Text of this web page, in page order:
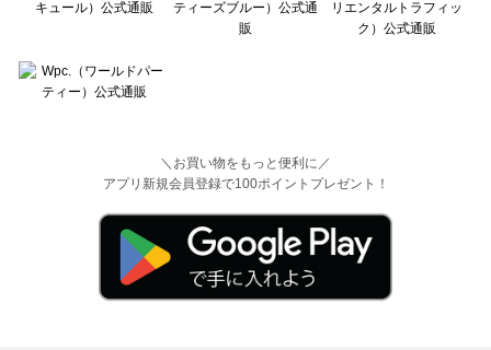
＼お買い物をもっと便利に／
アプリ新規会員登録で100ポイントプレゼント！